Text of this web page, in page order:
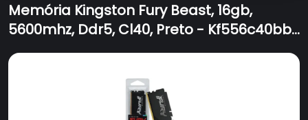
Memória Kingston Fury Beast, 16gb,
5600mhz, Ddr5, Cl40, Preto - Kf556c40bb-
16